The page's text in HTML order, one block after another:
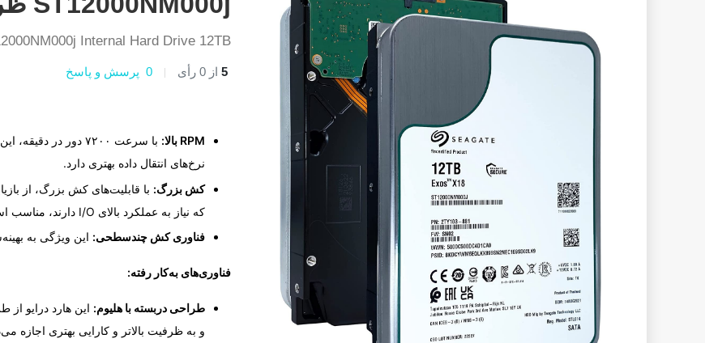
Internal Hard Drive 12TB
5 از 0 رأی 0 پرسش و پاسخ
RPM بالا:
با سرعت ۷۲۰۰ دور
نرخ‌های انتقال داده بهتری دارد.
کش بزرگ: با قابلیت‌های کش بزرگ، از
که نیاز به عملکرد بالای I/O دارند، مناسب است.
فناوری کش چندسطحی: این ویژگی به
فناوری‌های به‌کار رفته:
طراحی دربسته با هلیوم: این هارد درایو
و به ظرفیت بالاتر و کارایی بهتری